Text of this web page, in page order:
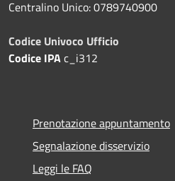
Centralino Unico: 0789740900
Codice Univoco Ufficio
Codice IPAc_i312
Prenotazione appuntamento
Segnalazione disservizio
Leggi le FAQ